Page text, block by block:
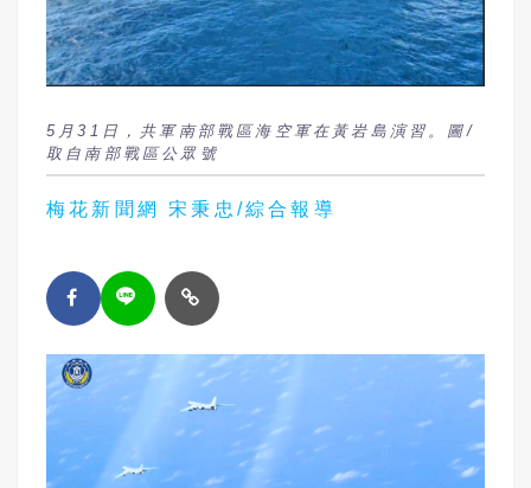
5月31日，共軍南部戰區海空軍在黃岩島演習。圖/
取自南部戰區公眾號
梅花新聞網 宋秉忠/綜合報導